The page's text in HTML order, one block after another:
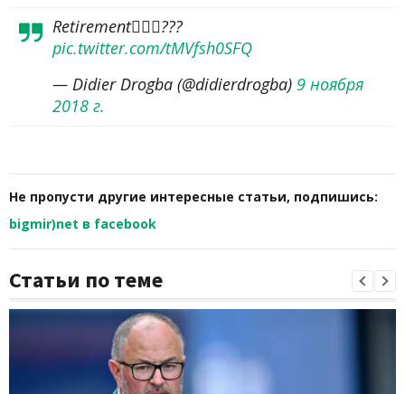
Retirement🤷🏾‍♂️???
pic.twitter.com/tMVfsh0SFQ
— Didier Drogba (@didierdrogba) 9 ноября
2018 г.
Не пропусти другие интересные статьи, подпишись:
bigmir)net в facebook
Статьи по теме